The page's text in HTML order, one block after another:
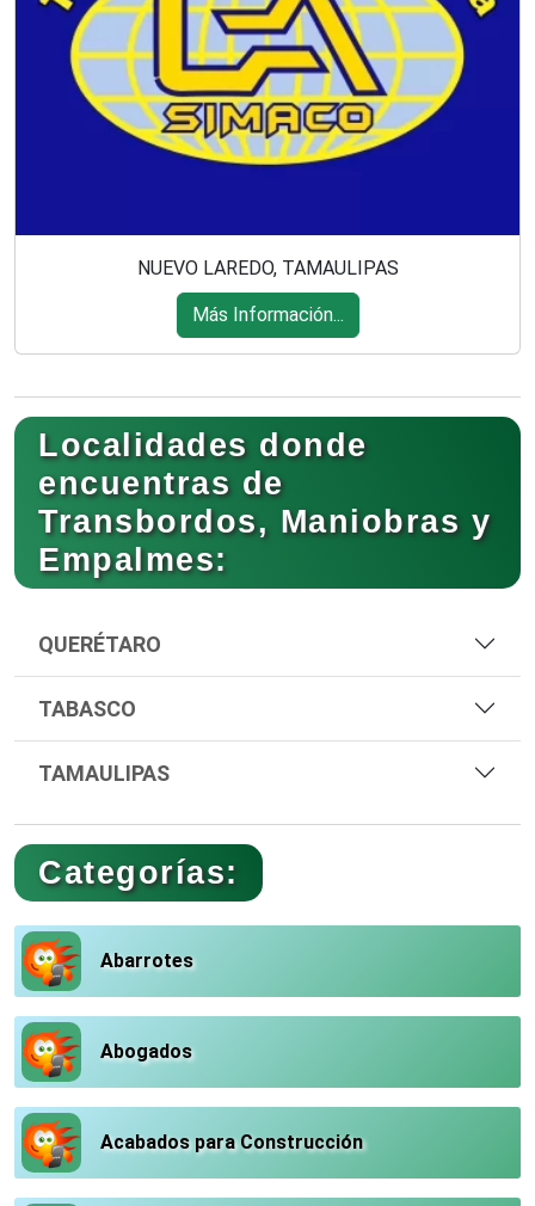
NUEVO LAREDO, TAMAULIPAS
Más Información...
Localidades donde
encuentras de
Transbordos, Maniobras y
Empalmes:
QUERÉTARO
TABASCO
TAMAULIPAS
Categorías:
Abarrotes
Abogados
Acabados para Construcción